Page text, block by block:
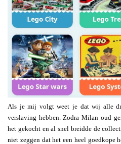
Als je mij volgt weet je dat wij alle
verslaving hebben. Zodra Milan oud
het gekocht en al snel breidde de
niet zeggen dat het een heel goedkope